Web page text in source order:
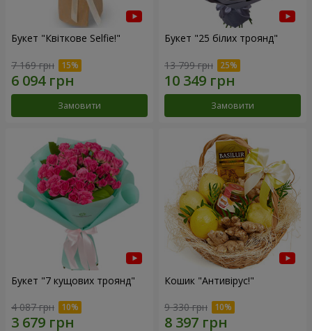
Букет "Квіткове Selfie!"
7 169 грн
Замовити
Букет "25 білих троянд"
13 799 грн
Замовити
Букет "7 кущових троянд"
4 087 грн
Кошик "Антивірус!"
9 330 грн